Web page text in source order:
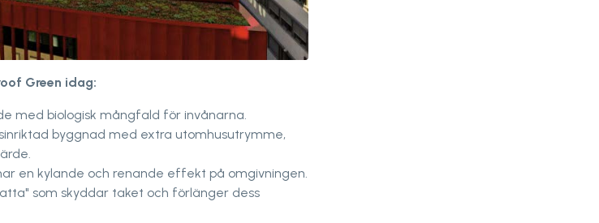
Green idag:
med biologisk mångfald för invånarna.
byggnad med extra utomhusutrymme,
en kylande och renande effekt på omgivningen.
som skyddar taket och förlänger dess